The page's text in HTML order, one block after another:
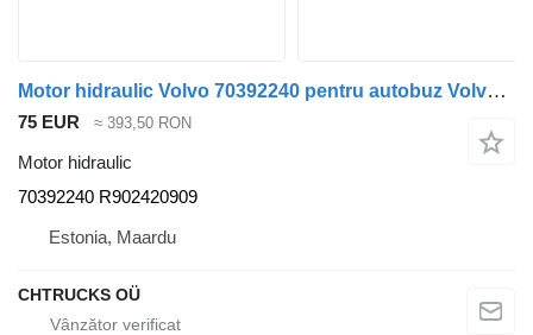
Motor hidraulic Volvo 70392240 pentru autobuz Volvo B12
75 EUR ≈ 393,50 RON
Motor hidraulic
70392240 R902420909
Estonia, Maardu
CHTRUCKS OÜ